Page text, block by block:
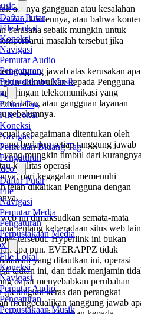
Daftar Putar
File Lokal
Koneksi
Navigasi
Pemutar Audio
Pengaturan
Perpustakaan Musik
Editor Tag
File Lokal
Koneksi
Navigasi
Pemetaan Bidang Tag
Pengaturan
Daftar Putar
File
Navigasi
Pemutar Media
Pengaturan
Perpustakaan Media
File Lokal
Koneksi
Navigasi
Pemutar Audio
Pengaturan
Perpustakaan Musik
adanya gangguan atau kesalahan
, kontennya, atau bahwa
berusaha sebaik mungkin untuk
masalah tersebut jika
jawab atas kerusakan apa
ditimbulkan kepada Pengguna
jaringan telekomunikasi yang
atau gangguan layanan
sebelumnya.
sebagaimana ditentukan oleh
berlaku, setiap tanggung jawab
yang mungkin timbul dari
kualitas operasi
dari kegagalan memenuhi
telah dikaitkan Pengguna dengan
ini dimaksudkan semata-mata
tentang keberadaan situs web lain
tersebut. Hyperlink ini bukan
apa pun. EVERAPPZ tidak
yang ditautkan ini, operasi
tautan ini, dan tidak menjamin
dapat menyebabkan perubahan
keras dan perangkat
mengecualikan tanggung jawab